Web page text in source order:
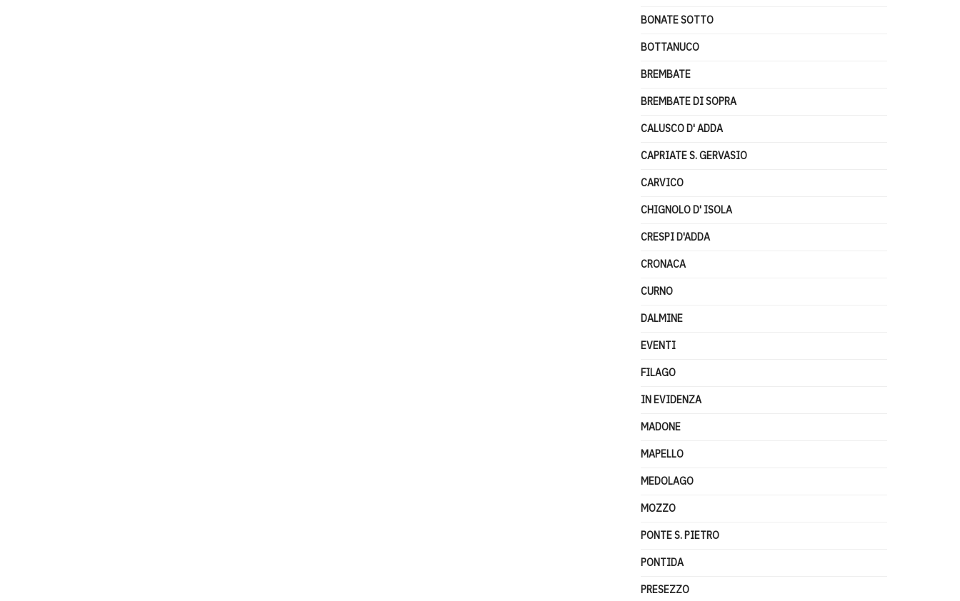
BONATE SOTTO
BOTTANUCO
BREMBATE
BREMBATE DI SOPRA
CALUSCO D' ADDA
CAPRIATE S. GERVASIO
CARVICO
CHIGNOLO D' ISOLA
CRESPI D'ADDA
CRONACA
CURNO
DALMINE
EVENTI
FILAGO
IN EVIDENZA
MADONE
MAPELLO
MEDOLAGO
MOZZO
PONTE S. PIETRO
PONTIDA
PRESEZZO